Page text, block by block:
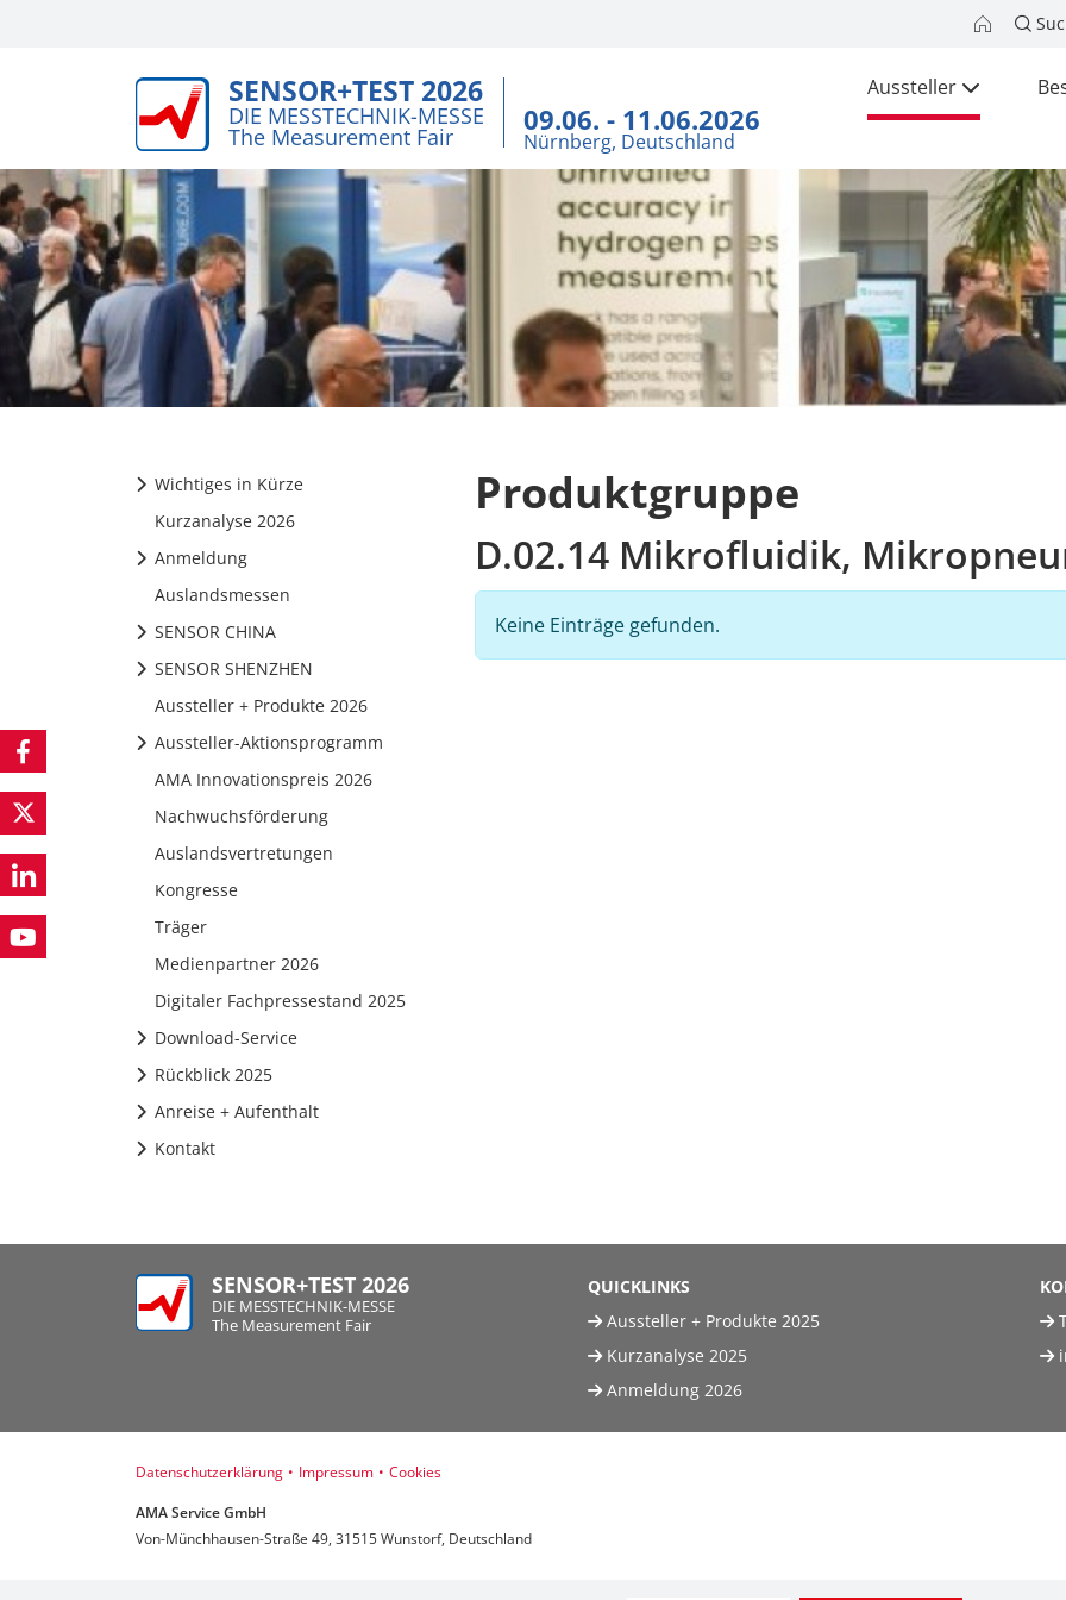
SENSOR+TEST 2026
DIE MESSTECHNIK-MESSE
The Measurement Fair 09.06. - 11.06.2026
Nürnberg, Deutschland
Aussteller
Wichtiges in Kürze
Kurzanalyse 2026
Anmeldung
Auslandsmessen
SENSOR CHINA
SENSOR SHENZHEN
Aussteller + Produkte 2026
Aussteller-Aktionsprogramm
AMA Innovationspreis 2026
Nachwuchsförderung
Auslandsvertretungen
Kongresse
Träger
Medienpartner 2026
Digitaler Fachpressestand 2025
Download-Service
Rückblick 2025
Anreise + Aufenthalt
Kontakt
Produktgruppe
D.02.14 Mikrofluidik,
Keine Einträge gefunden.
SENSOR+TEST 2026
DIE MESSTECHNIK-MESSE
The Measurement Fair
QUICKLINKS
Aussteller + Produkte 2025
Kurzanalyse 2025
Anmeldung 2026
Datenschutzerklärung • Impressum • Cookies
AMA Service GmbH
Von-Münchhausen-Straße 49, 31515 Wunstorf, Deutschland